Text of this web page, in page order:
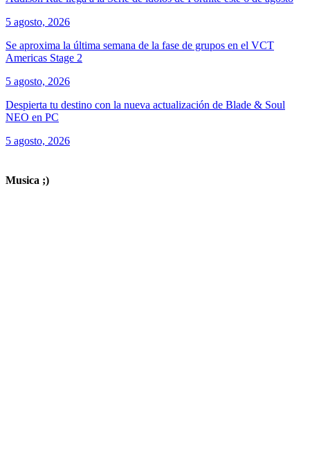
5 agosto, 2026
Se aproxima la última semana de la fase de grupos en el VCT
Americas Stage 2
5 agosto, 2026
Despierta tu destino con la nueva actualización de Blade & Soul
NEO en PC
5 agosto, 2026
Musica ;)